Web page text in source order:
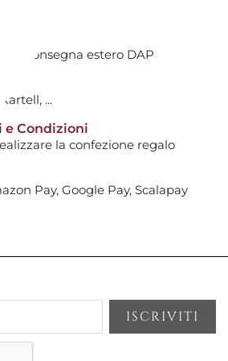
EASYCH
AGGIUNGI AL CARRELLO
Consegna estero DAP
...
e Condizioni
la confezione regalo
Pay, Google Pay, Scalapay